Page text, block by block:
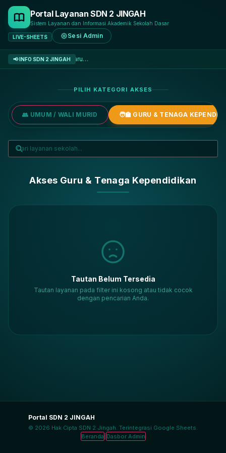
Portal Layanan SDN 2 JINGAH
Sistem Layanan dan Informasi Akademik Sekolah Dasar
LIVE-SHEETS Sesi Admin
📢 INFO SDN 2 JINGAH
pengumuman terbaru…
PILIH KATEGORI AKSES
👥 UMUM / WALI MURID 🧑‍🏫 GURU & TENAGA
Akses Guru & Tenaga Kependidikan
Tautan Belum Tersedia
Tautan layanan pada filter ini kosong atau tidak cocok
dengan pencarian Anda.
Portal SDN 2 JINGAH
© 2026 Hak Cipta SDN 2 Jingah. Terintegrasi Google Sheets.
Beranda Dasbor Admin